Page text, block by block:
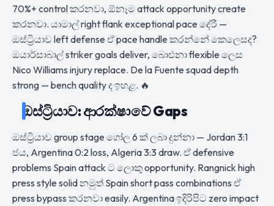
70%+ control කරනවා, ඕනෑම attack opportunity create
කරනවා. යාමාල් right flank exceptional pace දේරී —
ඔස්ට්‍රියාව left defense ඒ pace handle කරන්නේ කෙලෙසද?
ඔයාර්සාබාල් striker goals deliver, බාෙඑනා flexible ලෙස
Nico Williams injury replace. De la Fuente squad depth
strong — bench quality ද ඉහළ. 🔥
ඔස්ට්‍රියාව: ආරක්ෂාවේ Gaps
ඔස්ට්‍රියාව group stage ගෝල 6 ක් ලබා දුන්නා — Jordan 3:1
ජය, Argentina 0:2 loss, Algeria 3:3 draw. ඒ defensive
problems Spain attack ට ලොකු opportunity. Rangnick high
press style solid නමුත් Spain short pass combinations ඒ
press bypass කරනවා easily. Argentina ඉදිරිපිට zero impact